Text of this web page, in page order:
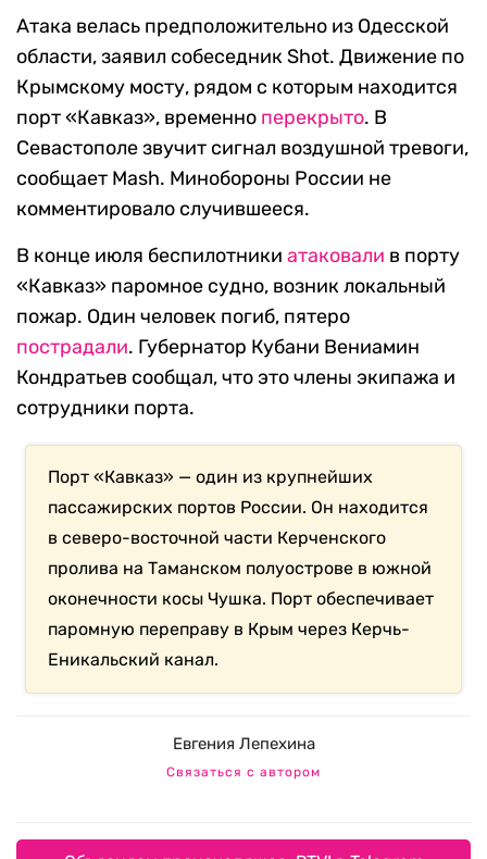
Атака велась предположительно из Одесской
области, заявил собеседник Shot. Движение по
Крымскому мосту, рядом с которым находится
порт «Кавказ», временно перекрыто. В
Севастополе звучит сигнал воздушной тревоги,
сообщает Mash. Минобороны России не
комментировало случившееся.
В конце июля беспилотники атаковали в порту
«Кавказ» паромное судно, возник локальный
пожар. Один человек погиб, пятеро
пострадали. Губернатор Кубани Вениамин
Кондратьев сообщал, что это члены экипажа и
сотрудники порта.
Порт «Кавказ» — один из крупнейших
пассажирских портов России. Он находится
в северо-восточной части Керченского
пролива на Таманском полуострове в южной
оконечности косы Чушка. Порт обеспечивает
паромную переправу в Крым через Керчь-
Еникальский канал.
Евгения Лепехина
Связаться с автором